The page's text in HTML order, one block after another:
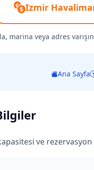
Izmir
marina veya adres
Ana Sayfa
ve rezervasyon